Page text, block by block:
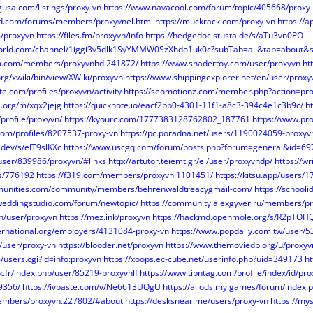
listings/proxy-vn https://www.navacool.com/forum/topic/405668/
forums/members/proxyvnel.html https://muckrack.com/proxy-vn https://
proxyvn https://files.fm/proxyvn/info https://hedgedoc.stusta.de/s/aTu3vn0PO
channel/
members/proxyvnhd.241872/ https://www.shadertoy.com/user/proxyvn
xwiki/bin/view/XWiki/proxyvn https://www.shippingexplorer.net/en/user/
profiles/proxyvn/activity https://seomotionz.com/
m/xqx2jejg https://quicknote.io/eacf2bb0-4301-11f1-a8c3-394c4e1c3b9c/
proxyvn/ https://kyourc.com/1777383128762802_187761 https://
profiles/8207537-proxy-vn https://pc.poradna.net/users/1190024059-
s/eIT9slKXc https://www.uscgq.com/forum/
839986/proxyvn/#links http://artutor.teiemt.gr/el/user/proxyvndp/ https://
776192 https://f319.com/members/proxyvn.1101451/ https://kitsu.app/users/
community/members/behrenwaldtreacygmail-com/ https://
forum/newtopic/ https://community.alexgyver.ru/members/
user/proxyvn https://mez.ink/proxyvn https://hackmd.openmole.org/s/
employers/4131084-proxy-vn https://www.popdaily.com.tw/user/
proxy-vn https://blooder.net/proxyvn https://www.themoviedb.org/u/
https://xoops.ec-cube.net/userinfo.php?uid=349173
index.php/user/85219-proxyvnlf https://www.tipntag.com/profile/index/id/
https://ivpaste.com/v/Ne6613UQgU https://allods.my.games/forum/
proxyvn.227802/#about https://desksnear.me/users/proxy-vn https://